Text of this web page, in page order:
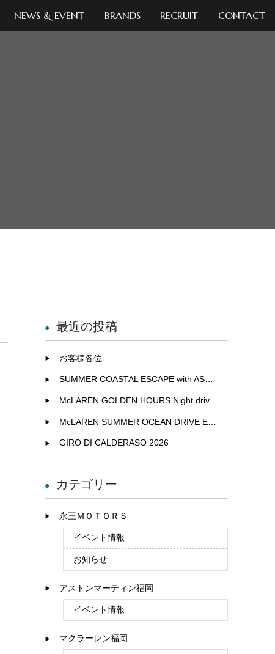
NEWS & EVENT BRANDS RECRUIT CONTACT
最近の投稿
お客様各位
SUMMER COASTAL ESCAPE with ASTON MARTIN
McLAREN GOLDEN HOURS Night drive experience in Fukuoka
McLAREN SUMMER OCEAN DRIVE EXCLUSIVE EXPERIENCE IN KITAKYUSHU
GIRO DI CALDERASO 2026
カテゴリー
永三ＭＯＴＯＲＳ
イベント情報
お知らせ
アストンマーティン福岡
イベント情報
マクラーレン福岡